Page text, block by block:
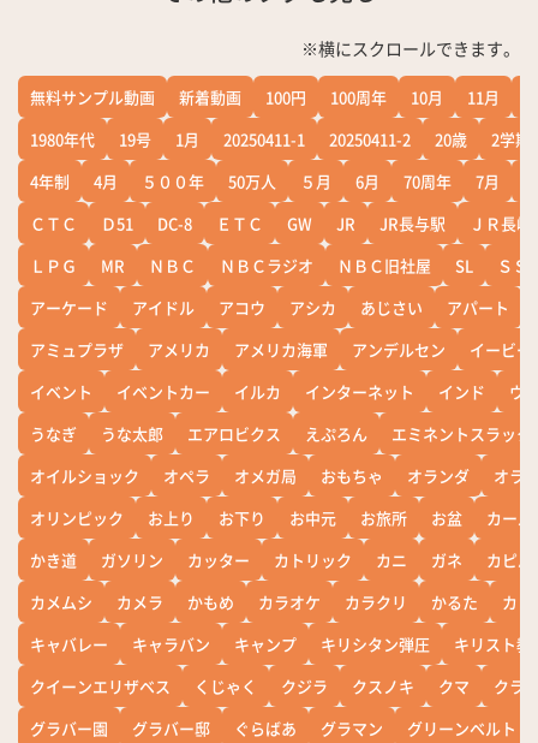
※横にスクロールできます。
無料サンプル動画 新着動画 100円 100周年 10月 11月
1980年代
19号 1月 20250411-1 20250411-2 20歳
2学期
4年制
4月 ５００年 50万人 ５月 6月 70周年 7月
ＣＴＣ
Ｄ51 DC-8 ＥＴＣ GW JR JR長与駅
ＪＲ長崎
ＬＰＧ
MR ＮＢＣ ＮＢＣラジオ ＮＢＣ旧社屋 SL
ＳＳ
アーケード
アイドル アコウ アシカ あじさい アパート
アミュプラザ
アメリカ アメリカ海軍 アンデルセン
イービー
イベント
イベントカー イルカ インターネット インド
ウ
うなぎ
うな太郎 エアロビクス えぷろん
エミネントスラック
オイルショック
オペラ オメガ局 おもちゃ オランダ
オラ
オリンピック
お上り お下り お中元 お旅所 お盆
カー
かき道
ガソリン カッター カトリック カニ ガネ
カピバ
カメムシ
カメラ かもめ カラオケ カラクリ かるた
カレ
キャバレー
キャラバン キャンプ キリシタン弾圧
キリスト教
クイーンエリザベス
くじゃく クジラ クスノキ クマ
クラ
グラバー園
グラバー邸 ぐらばあ グラマン
グリーンベルト